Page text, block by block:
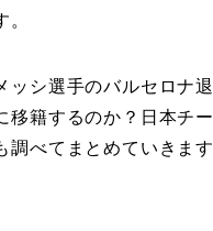
ッシ選手のバルセロナ
移籍するのか？日本チ
調べてまとめていきます